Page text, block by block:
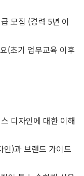
모집 (경력 5년 이
(초기 업무교육 이후
디자인에 대한 이해
)과 브랜드 가이드